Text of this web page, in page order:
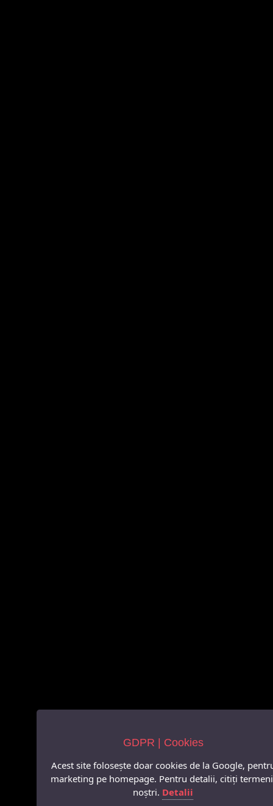
GDPR | Cookies
Acest site folosește doar cookies de la Google,
marketing pe homepage. Pentru detalii, citiți
noștri. Detalii